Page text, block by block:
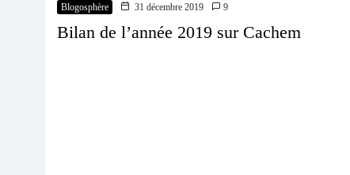
Blogosphère 31 décembre 2019 9
Bilan de l’année 2019 sur Cachem